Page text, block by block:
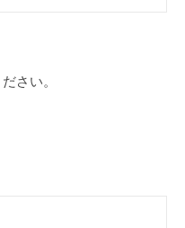
さい。